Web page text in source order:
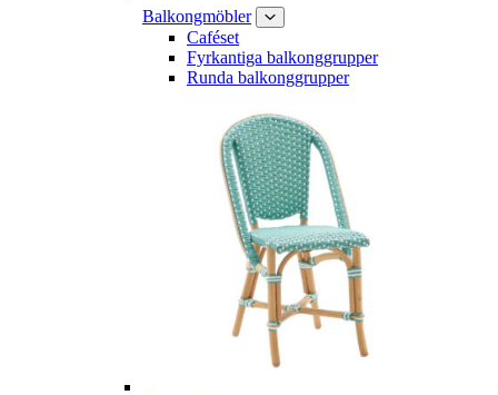
Balkongmöbler
Caféset
Fyrkantiga balkonggrupper
Runda balkonggrupper